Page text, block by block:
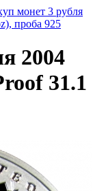
монет 3 рубля
проба 925
2004
31.1